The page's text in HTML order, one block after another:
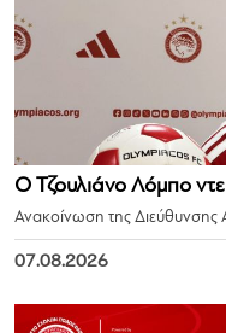
Ο Τζουλιάνο Λόμπο
Ανακοίνωση της Διεύθυνσης
07.08.2026